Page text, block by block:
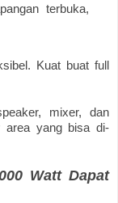
terbuka,
Kuat buat full
mixer, dan
area yang bisa di-
Watt Dapat